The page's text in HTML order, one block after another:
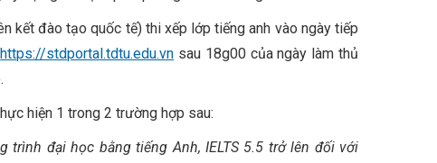
kết đào tạo quốc tế) thi xếp lớp tiếng anh vào ngày tiếp
https://stdportal.tdtu.edu.vn sau 18g00 của ngày làm thủ
hiện 1 trong 2 trường hợp sau:
trình đại học bằng tiếng Anh, IELTS 5.5 trở lên đối với